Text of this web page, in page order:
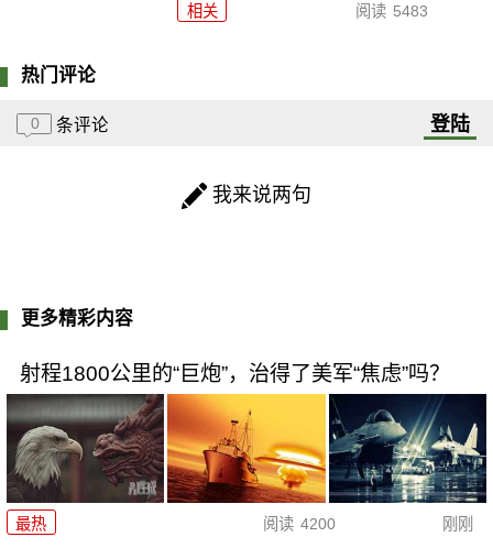
相关 阅读 5483
热门评论
0 条评论 登陆
我来说两句
更多精彩内容
射程1800公里的“巨炮”，治得了美军“焦虑”吗？
最热 阅读 4200 刚刚